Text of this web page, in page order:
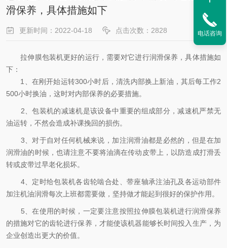
滑保养，具体措施如下
更新时间：2022-04-18 点击次数：2828
拉伸膜包装机更好的运行，需要对它进行润滑保养，具体措施如
下：
1、在刚开始运转300小时后，清洗内部换上新油，其后每工作2
500小时换油，这时对内部保养的必要措施。
2、包装机的减速机是该设备中重要的组成部分，减速机严禁无
油运转，不然会造成补课挽回的损伤。
3、对于自对任何机械来说，加注润滑油都是必然的，但是在加
润滑油的时候，也请注意不要将油滴在传动皮带上，以防造成打滑丢
转或皮带过早老化损坏。
4、定时给包装机各齿轮啮合处、带座轴承注油孔及各运动部件
加注机油润滑每次上班都需要做，坚持做才能起到很好的保护作用。
5、在使用的时候，一定要注意按照拉伸膜包装机进行润滑保养
的措施对它的齿轮进行保养，才能使该机器能够长时间投入生产，为
企业创造出更大的价值。
电话咨询